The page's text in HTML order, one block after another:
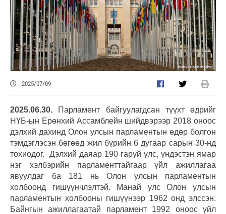
2025/07/09
2025.06.30. Парламент байгуулагдсан түүхт өдрийг
НҮБ-ын Ерөнхий Ассамблейн шийдвэрээр 2018 оноос
дэлхий дахинд Олон улсын парламентын өдөр болгон
тэмдэглэсэн бөгөөд жил бүрийн 6 дугаар сарын 30-нд
тохиодог. Дэлхий даяар 190 гаруй улс, үндэстэн ямар
нэг хэлбэрийн парламенттайгаар үйл ажиллагаа
явуулдаг ба 181 нь Олон улсын парламентын
холбоонд гишүүнчлэлтэй. Манай улс Олон улсын
парламентын холбооны гишүүнээр 1962 онд элссэн.
Байнгын ажиллагаатай парламент 1992 оноос үйл